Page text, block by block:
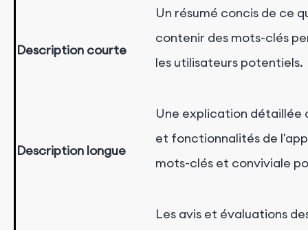
Description courte
Un résumé concis de ce
contenir des mots-clés
les utilisateurs potentiels.
Description longue
Une explication détaillée
et fonctionnalités de
mots-clés et conviviale
Les avis et évaluations